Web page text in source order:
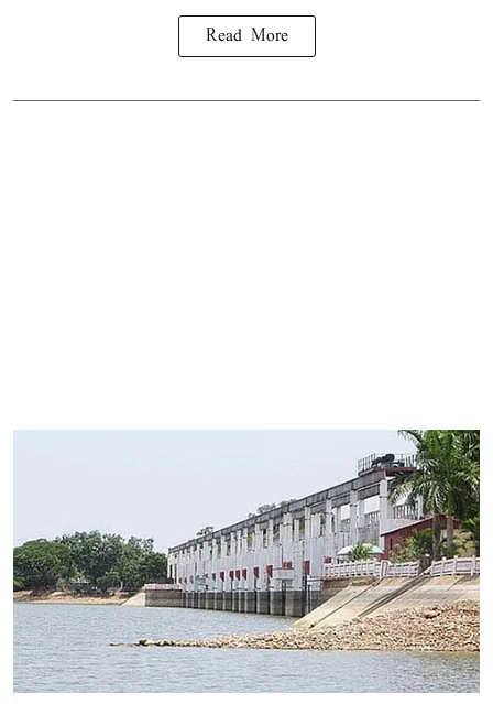
Read More